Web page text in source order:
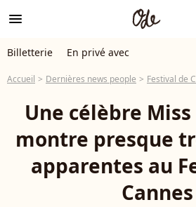
menu
Billetterie En privé avec
Accueil Dernières news people Festival de
Une célèbre
montre presque
apparentes au
Cannes